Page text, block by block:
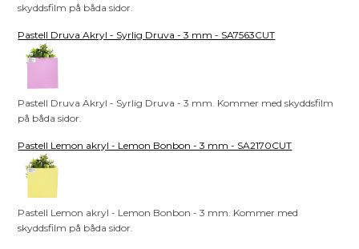
skyddsfilm på båda sidor.
Pastell Druva Akryl - Syrlig Druva - 3 mm - SA7563CUT
Pastell Druva Akryl - Syrlig Druva - 3 mm. Kommer med skyddsfilm
på båda sidor.
Pastell Lemon akryl - Lemon Bonbon - 3 mm - SA2170CUT
Pastell Lemon akryl - Lemon Bonbon - 3 mm. Kommer med
skyddsfilm på båda sidor.